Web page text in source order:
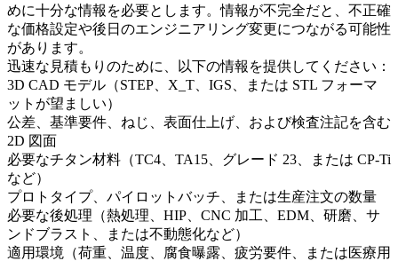
めに十分な情報を必要とします。情報が不完全だと、不正確
な価格設定や後日のエンジニアリング変更につながる可能性
があります。
迅速な見積もりのために、以下の情報を提供してください：
3D CAD モデル（STEP、X_T、IGS、または STL フォーマ
ットが望ましい）
公差、基準要件、ねじ、表面仕上げ、および検査注記を含む
2D 図面
必要なチタン材料（TC4、TA15、グレード 23、または CP-Ti
など）
プロトタイプ、パイロットバッチ、または生産注文の数量
必要な後処理（熱処理、HIP、CNC 加工、EDM、研磨、サ
ンドブラスト、または不動態化など）
適用環境（荷重、温度、腐食曝露、疲労要件、または医療用